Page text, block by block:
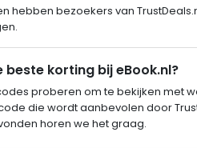
hebben bezoekers van
beste korting bij eBook.nl?
proberen om te bekijken met
die wordt aanbevolen door
horen we het graag.